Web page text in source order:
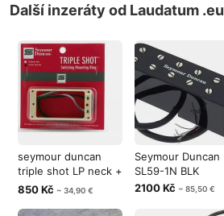
Další inzeráty od Laudatum .eu
seymour duncan
triple shot LP neck +
bridge
850 Kč ~ 34,90 €
Seymour Duncan
SL59-1N BLK
2100 Kč ~ 85,50 €